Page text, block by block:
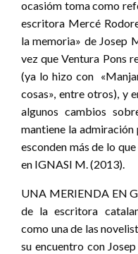
ocasióm toma como
escritora Mercé
la memoria» de Josep
vez que Ventura Pons
(ya lo hizo con
cosas», entre otros), y
algunos cambios
mantiene la
esconden más de lo
en IGNASI M. (2013).
UNA MERIENDA EN
de la escritora
como una de las
su encuentro con